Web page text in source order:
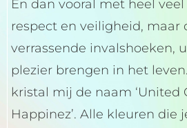
En dan vooral met heel
respect en veiligheid, maar
verrassende invalshoeken,
plezier brengen in het
kristal mij de naam ‘United
Happinez’. Alle kleuren